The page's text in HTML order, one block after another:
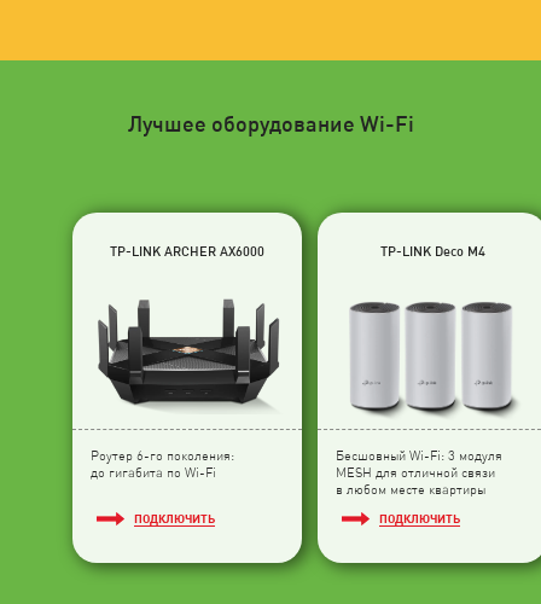
Лучшее оборудование Wi-Fi
TP-LINK ARCHER AX6000
Роутер 6-го поколения:
до гигабита по Wi-Fi
ПОДКЛЮЧИТЬ
TP-LINK Deco M4
Бесшовный Wi-Fi: 3 модуля
МESH для отличной связи
в любом месте квартиры
ПОДКЛЮЧИТЬ